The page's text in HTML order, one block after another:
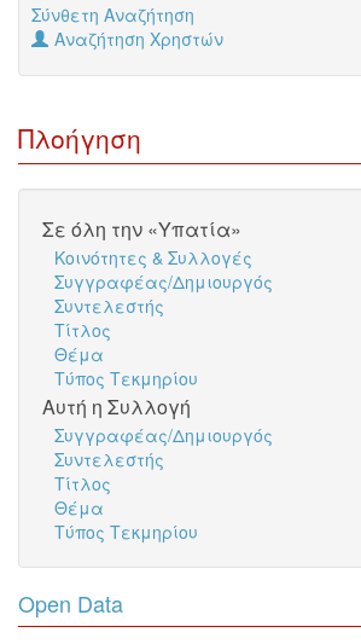
Σύνθετη Αναζήτηση
Αναζήτηση Χρηστών
Πλοήγηση
Σε όλη την «Υπατία»
Κοινότητες & Συλλογές
Συγγραφέας/Δημιουργός
Συντελεστής
Τίτλος
Θέμα
Τύπος Τεκμηρίου
Αυτή η Συλλογή
Συγγραφέας/Δημιουργός
Συντελεστής
Τίτλος
Θέμα
Τύπος Τεκμηρίου
Open Data